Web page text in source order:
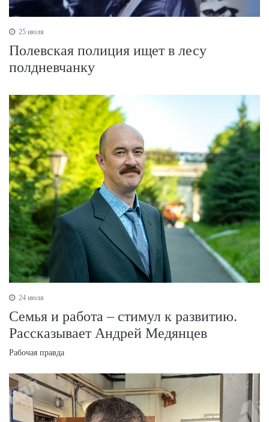
25 июля
Полевская полиция ищет в лесу
полдневчанку
24 июля
Семья и работа – стимул к развитию.
Рассказывает Андрей Медянцев
Рабочая правда